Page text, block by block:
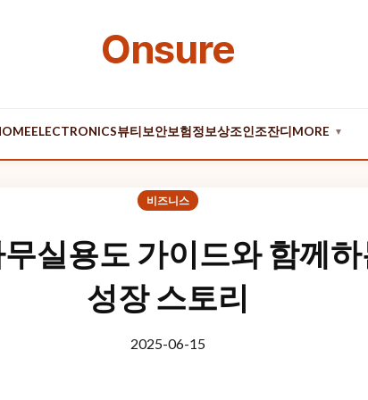
Onsure
ELECTRONICS뷰티 보안보험정보상조인조잔디 MORE ▼
비즈니스
실용도 가이드와 함께
성장 스토리
2025-06-15